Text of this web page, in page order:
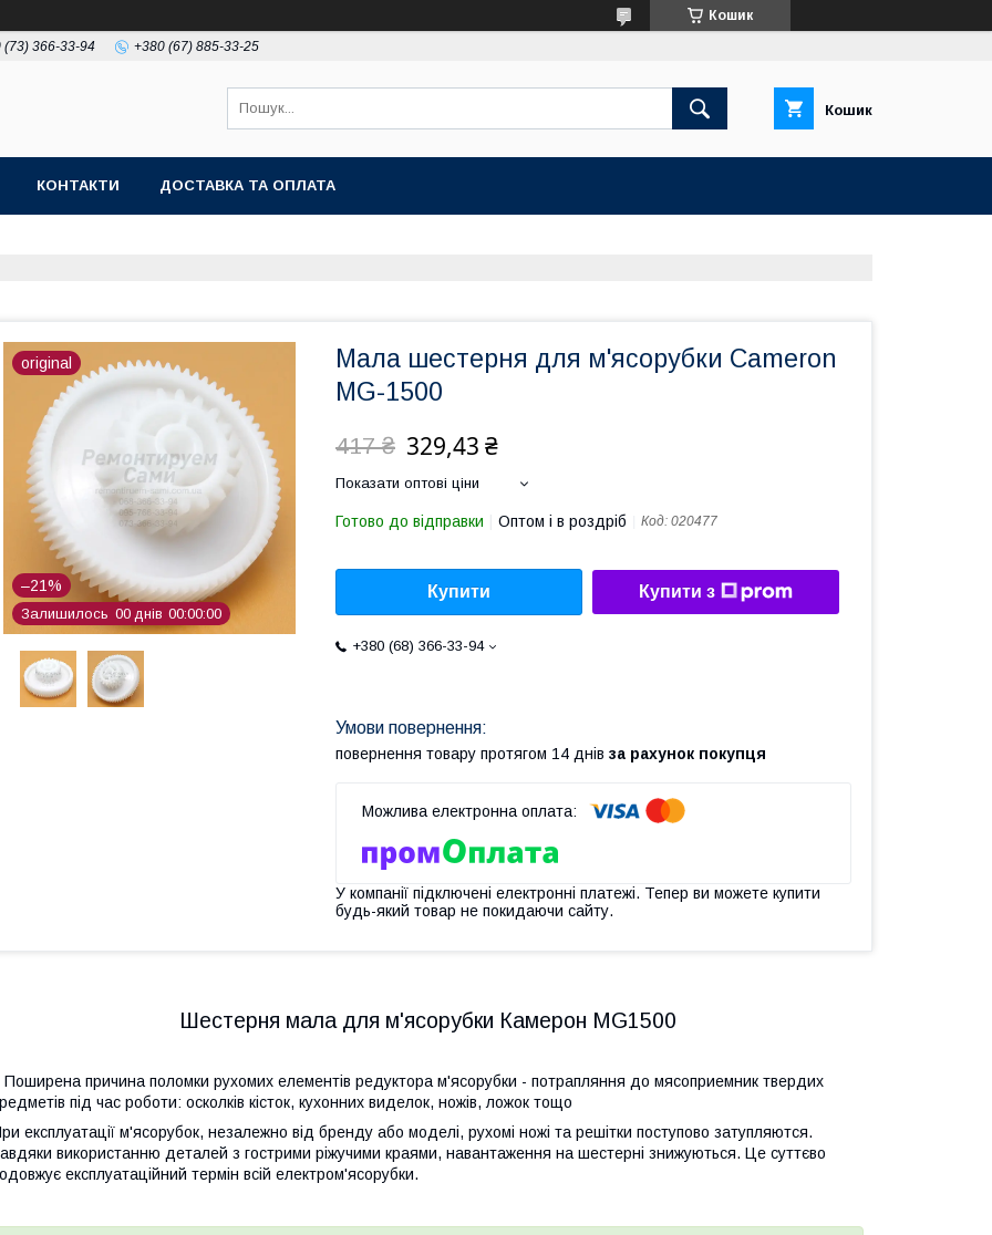
Кошик
(73) 366-33-94 +380 (67) 885-33-25
Кошик
КОНТАКТИ ДОСТАВКА ТА ОПЛАТА
original
–21%
Залишилось 00 днів 00 00 00
Мала шестерня для м'ясорубки Cameron
MG-1500
417 ₴ 329,43 ₴
Показати оптові ціни
Готово до відправки Оптом і в роздріб Код: 020477
Купити Купити з
+380 (68) 366-33-94
повернення товару протягом 14 днів за рахунок покупця
У компанії підключені електронні платежі. Тепер ви можете купити
будь-який товар не покидаючи сайту.
Шестерня мала для м'ясорубки Камерон MG1500
Поширена причина поломки рухомих елементів редуктора м'ясорубки - потрапляння до мясоприемник твердих
під час роботи: осколків кісток, кухонних виделок, ножів, ложок тощо
експлуатації м'ясорубок, незалежно від бренду або моделі, рухомі ножі та решітки поступово затупляются.
використанню деталей з гострими ріжучими краями, навантаження на шестерні знижуються. Це суттєво
експлуатаційний термін всій електром'ясорубки.